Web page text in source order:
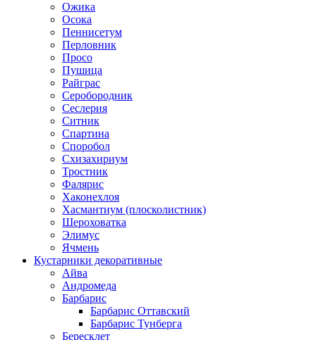
Ожика
Осока
Пеннисетум
Перловник
Просо
Пушица
Райграс
Серобородник
Сеслерия
Ситник
Спартина
Споробол
Схизахириум
Тростник
Фалярис
Хаконехлоя
Хасмантиум (плосколистник)
Шероховатка
Элимус
Ячмень
Кустарники декоративные
Айва
Андромеда
Барбарис
Барбарис Оттавский
Барбарис Тунберга
Бересклет